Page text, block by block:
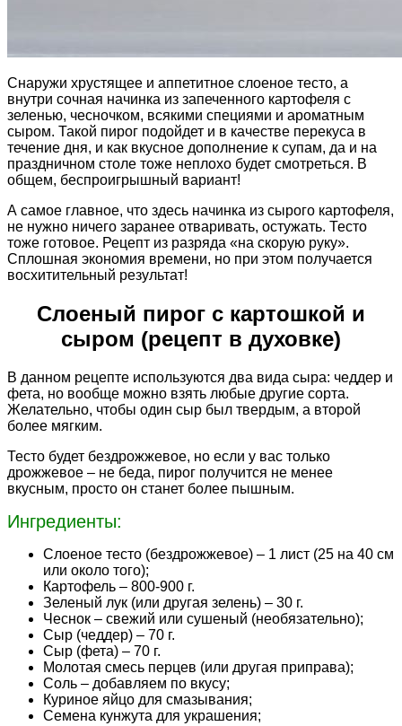
Снаружи хрустящее и аппетитное слоеное тесто, а
внутри сочная начинка из запеченного картофеля с
зеленью, чесночком, всякими специями и ароматным
сыром. Такой пирог подойдет и в качестве перекуса в
течение дня, и как вкусное дополнение к супам, да и на
праздничном столе тоже неплохо будет смотреться. В
общем, беспроигрышный вариант!
А самое главное, что здесь начинка из сырого картофеля,
не нужно ничего заранее отваривать, остужать. Тесто
тоже готовое. Рецепт из разряда «на скорую руку».
Сплошная экономия времени, но при этом получается
восхитительный результат!
Слоеный пирог с картошкой и
сыром (рецепт в духовке)
В данном рецепте используются два вида сыра: чеддер и
фета, но вообще можно взять любые другие сорта.
Желательно, чтобы один сыр был твердым, а второй
более мягким.
Тесто будет бездрожжевое, но если у вас только
дрожжевое – не беда, пирог получится не менее
вкусным, просто он станет более пышным.
Ингредиенты:
Слоеное тесто (бездрожжевое) – 1 лист (25 на 40 см
или около того);
Картофель – 800-900 г.
Зеленый лук (или другая зелень) – 30 г.
Чеснок – свежий или сушеный (необязательно);
Сыр (чеддер) – 70 г.
Сыр (фета) – 70 г.
Молотая смесь перцев (или другая приправа);
Соль – добавляем по вкусу;
Куриное яйцо для смазывания;
Семена кунжута для украшения;